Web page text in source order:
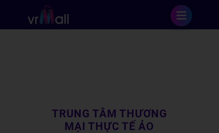
TRUNG TÂM THƯƠNG
MẠI THỰC TẾ ẢO